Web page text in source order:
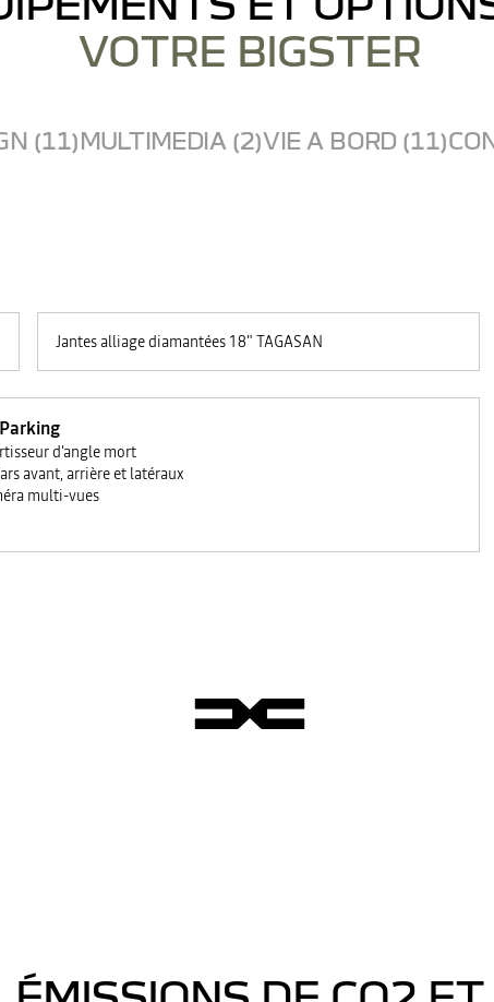
VOTRE BIGSTER
(11)MULTIMEDIA (2)VIE A BORD (11)
Jantes alliage diamantées 18" TAGASAN
d'angle mort
avant, arrière et latéraux
multi-vues